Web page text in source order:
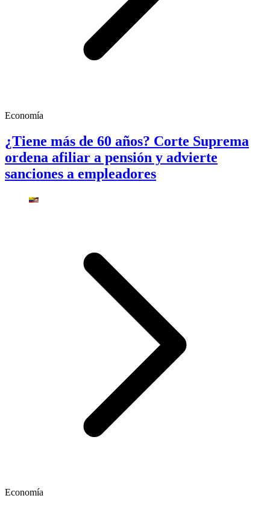
Economía
¿Tiene más de 60 años? Corte Suprema
ordena afiliar a pensión y advierte
sanciones a empleadores
Economía